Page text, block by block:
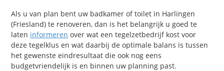
Als u van plan bent uw badkamer of toilet in Harlingen
(Friesland) te renoveren, dan is het belangrijk u goed te
laten informeren over wat een tegelzetbedrijf kost voor
deze tegelklus en wat daarbij de optimale balans is tussen
het gewenste eindresultaat die ook nog eens
budgetvriendelijk is en binnen uw planning past.